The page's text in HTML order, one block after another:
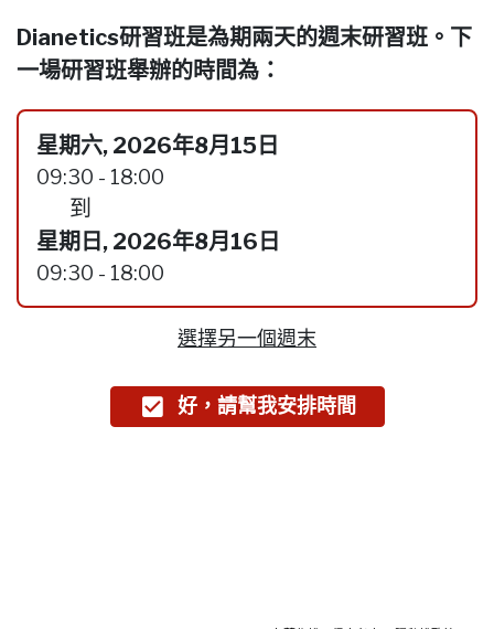
Dianetics研習班是為期兩天的週末研習班。下
一場研習班舉辦的時間為：
星期六, 2026年8月15日
09:30 - 18:00
到
星期日, 2026年8月16日
09:30 - 18:00
選擇另一個週末
好，請幫我安排時間